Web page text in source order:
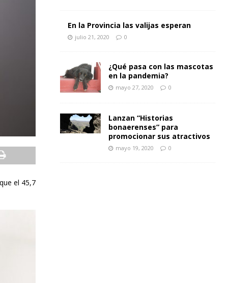
el 45,7
En la Provincia las valijas esperan
julio 21, 2020 0
¿Qué pasa con las mascotas
en la pandemia?
mayo 27, 2020 0
Lanzan “Historias
bonaerenses” para
promocionar sus atractivos
mayo 19, 2020 0